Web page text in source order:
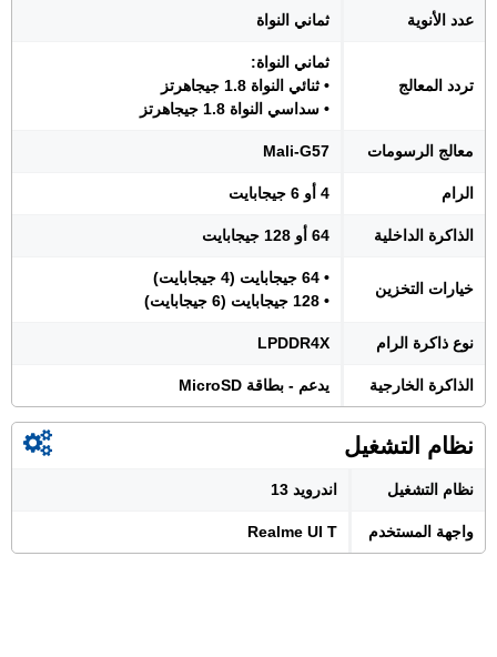
عدد الأنوية ثماني النواة
تردد المعالج
ثماني النواة:
• ثنائي النواة 1.8 جيجاهرتز
• سداسي النواة 1.8 جيجاهرتز
معالج الرسومات Mali-G57
الرام 4 أو 6 جيجابايت
الذاكرة الداخلية 64 أو 128 جيجابايت
خيارات التخزين
• 64 جيجابايت (4 جيجابايت)
• 128 جيجابايت (6 جيجابايت)
نوع ذاكرة الرام LPDDR4X
الذاكرة الخارجية يدعم - بطاقة MicroSD
نظام التشغيل
نظام التشغيل اندرويد 13
واجهة المستخدم Realme UI T